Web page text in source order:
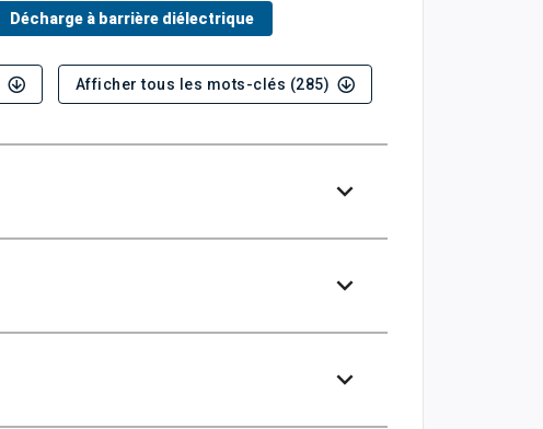
Décharge à barrière diélectrique
Afficher tous les mots-clés (285)